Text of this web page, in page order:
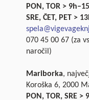
PON, TOR >
SRE, ČET, PET >
070 45 00 67 (za
naročil)
Mariborka,
Koroška 6, 2000
PON, TOR, SRE >